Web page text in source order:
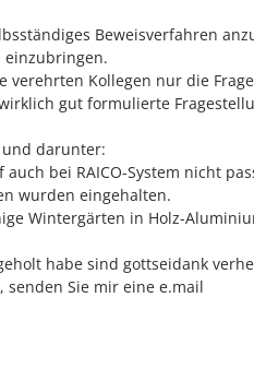
Beweisverfahren
einzubringen.
verehrten Kollegen nur die
gut formulierte
darunter:
bei RAICO-System nicht
wurden eingehalten.
Wintergärten in Holz-
habe sind gottseidank
senden Sie mir eine e.mail